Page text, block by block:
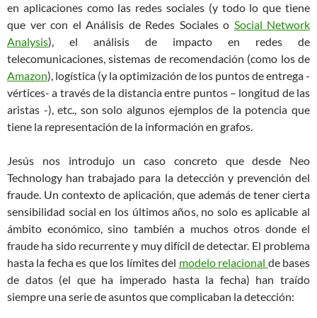
en aplicaciones como las redes sociales (y todo lo que tiene
que ver con el Análisis de Redes Sociales o Social Network
Analysis), el análisis de impacto en redes de
telecomunicaciones, sistemas de recomendación (como los de
Amazon), logística (y la optimización de los puntos de entrega -
vértices- a través de la distancia entre puntos – longitud de las
aristas -), etc., son solo algunos ejemplos de la potencia que
tiene la representación de la información en grafos.
Jesús nos introdujo un caso concreto que desde Neo
Technology han trabajado para la detección y prevención del
fraude. Un contexto de aplicación, que además de tener cierta
sensibilidad social en los últimos años, no solo es aplicable al
ámbito económico, sino también a muchos otros donde el
fraude ha sido recurrente y muy difícil de detectar. El problema
hasta la fecha es que los límites del modelo relacional de bases
de datos (el que ha imperado hasta la fecha) han traído
siempre una serie de asuntos que complicaban la detección: